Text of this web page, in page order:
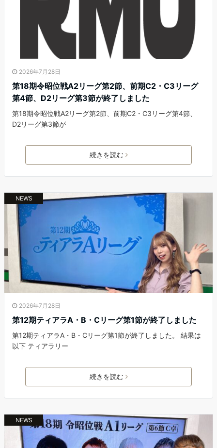
2026年7月28日
第18期令昭位戦A2リーグ第2節、前期C2・C3リーグ
第4節、D2リーグ第3節が終了しました
第18期令昭位戦A2リーグ第2節、前期C2・C3リーグ第4節、
D2リーグ第3節が
続きを読む
NEWS
2026年7月28日
第12期ティアラA・B・Cリーグ第1節が終了しました
第12期ティアラA・B・Cリーグ第1節が終了しました。 結果は
以下 ティアラリー
続きを読む
NEWS